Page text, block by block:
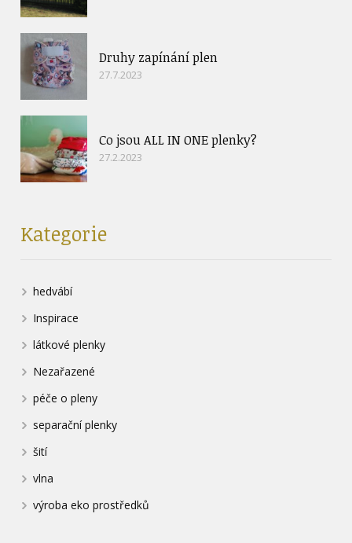
Druhy zapínání plen
27.7.2023
Co jsou ALL IN ONE plenky?
27.2.2023
Kategorie
hedvábí
Inspirace
látkové plenky
Nezařazené
péče o pleny
separační plenky
šití
vlna
výroba eko prostředků